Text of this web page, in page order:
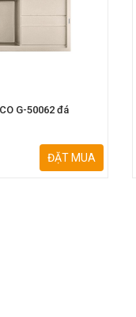
G-50062 đá
ĐẶT MUA